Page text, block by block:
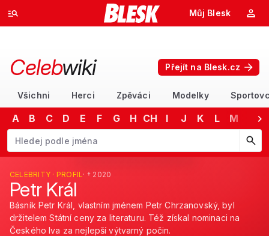
Můj Blesk
Celebwiki Přejít na Blesk.cz
Všichni Herci Zpěváci Modelky
A B C D E F G H CH I J K L M
Začněte psát jméno. Šipkami dolů a nahoru procházejte návrhy,
CELEBRITY · PROFIL· † 2020
Petr Král
Básník Petr Král, vlastním jménem Petr Chrzanovský, byl
držitelem Státní ceny za literaturu. Též získal nominaci na
Českého lva za nejlepší výtvarný počin.